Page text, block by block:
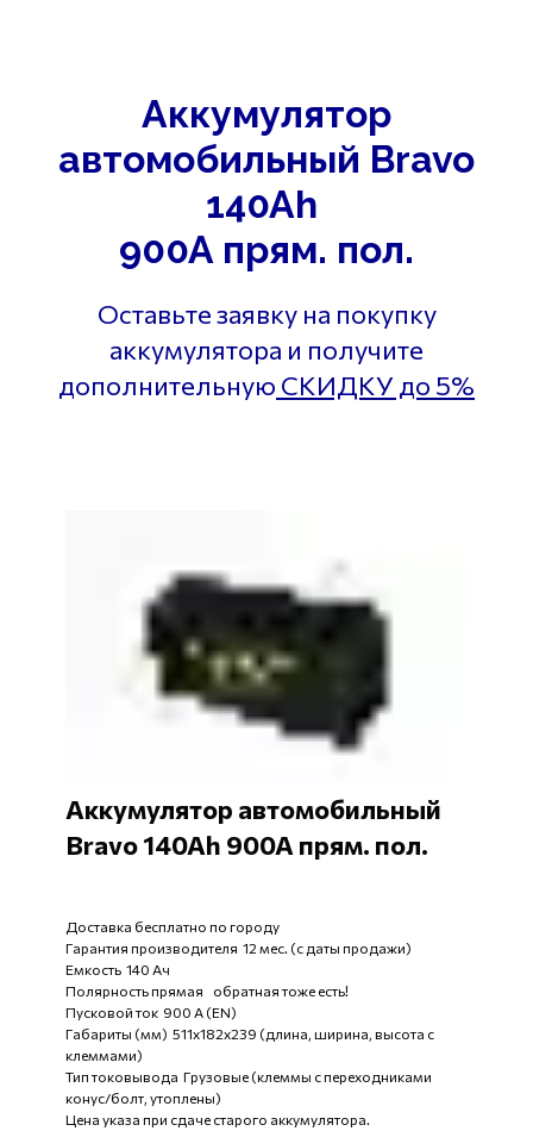
Аккумулятор
автомобильный Bravo
140Ah
900A прям. пол.
Оставьте заявку на покупку
аккумулятора и получите
дополнительную СКИДКУ до 5%
Аккумулятор автомобильный
Bravo 140Ah 900A прям. пол.
Доставка бесплатно по городу
Гарантия производителя 12 мес. (с даты продажи)
Емкость 140 Ач
Полярность прямая обратная тоже есть!
Пусковой ток 900 А (EN)
Габариты (мм) 511x182x239 (длина, ширина, высота с
клеммами)
Тип токовывода Грузовые (клеммы с переходниками
конус/болт, утоплены)
Цена указа при сдаче старого аккумулятора.